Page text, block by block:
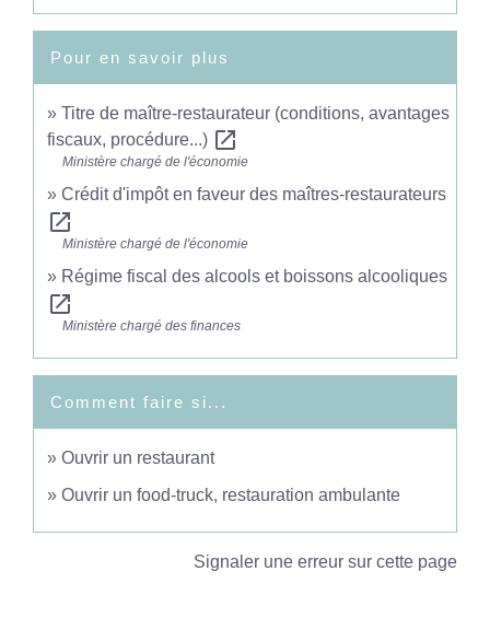
Pour en savoir plus
Titre de maître-restaurateur (conditions, avantages
fiscaux, procédure...) open_in_new
Ministère chargé de l'économie
Crédit d'impôt en faveur des maîtres-restaurateurs
open_in_new
Ministère chargé de l'économie
Régime fiscal des alcools et boissons alcooliques
open_in_new
Ministère chargé des finances
Comment faire si...
Ouvrir un restaurant
Ouvrir un food-truck, restauration ambulante
Signaler une erreur sur cette page